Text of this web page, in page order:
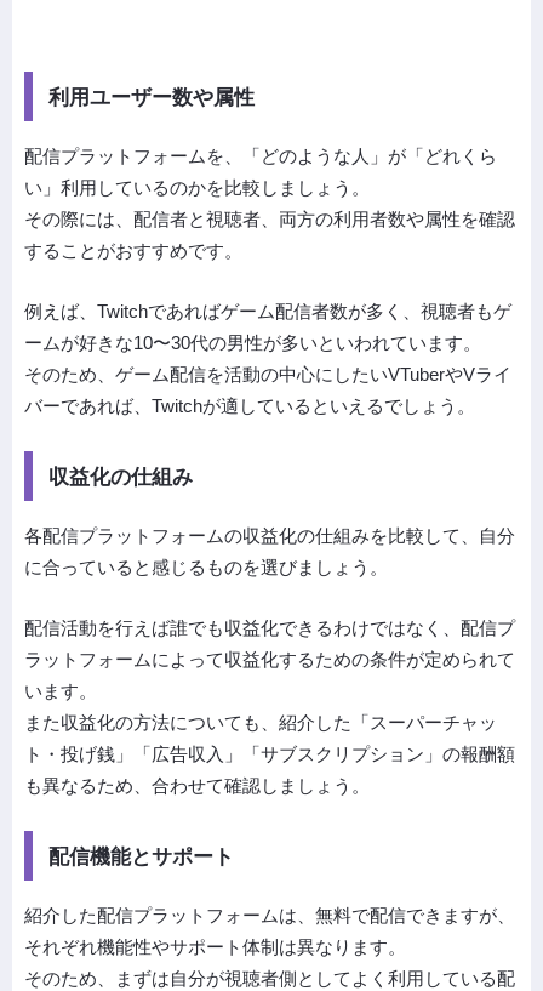
利用ユーザー数や属性
配信プラットフォームを、「どのような人」が「どれくら
い」利用しているのかを比較しましょう。
その際には、配信者と視聴者、両方の利用者数や属性を確認
することがおすすめです。
例えば、Twitchであればゲーム配信者数が多く、視聴者もゲ
ームが好きな10〜30代の男性が多いといわれています。
そのため、ゲーム配信を活動の中心にしたいVTuberやVライ
バーであれば、Twitchが適しているといえるでしょう。
収益化の仕組み
各配信プラットフォームの収益化の仕組みを比較して、自分
に合っていると感じるものを選びましょう。
配信活動を行えば誰でも収益化できるわけではなく、配信プ
ラットフォームによって収益化するための条件が定められて
います。
また収益化の方法についても、紹介した「スーパーチャッ
ト・投げ銭」「広告収入」「サブスクリプション」の報酬額
も異なるため、合わせて確認しましょう。
配信機能とサポート
紹介した配信プラットフォームは、無料で配信できますが、
それぞれ機能性やサポート体制は異なります。
そのため、まずは自分が視聴者側としてよく利用している配